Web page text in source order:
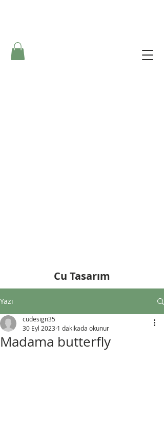
Cu Tasarım
Yazı
Madama butterfly
cudesign35
30 Eyl 2023 1 dakikada okunur